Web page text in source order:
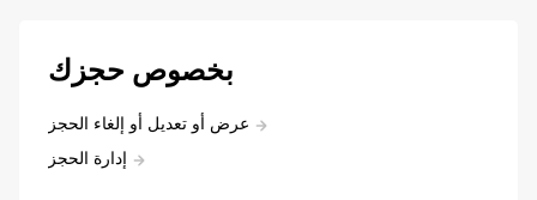
بخصوص حجزك
عرض أو تعديل أو إلغاء الحجز
إدارة الحجز